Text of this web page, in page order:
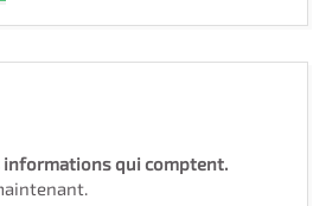
informations qui comptent.